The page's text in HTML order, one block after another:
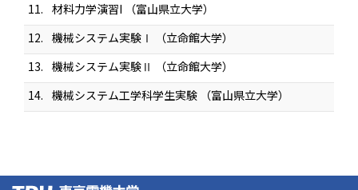
11. 材料力学演習I （富山県立大学）
12. 機械システム実験Ⅰ （立命館大学）
13. 機械システム実験Ⅱ （立命館大学）
14. 機械システム工学科学生実験 （富山県立大学）